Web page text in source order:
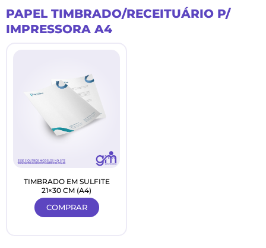
para
PAPEL TIMBRADO/RECEITUÁRIO P/
IMPRESSORA A4
TIMBRADO EM SULFITE
21×30 CM (A4)
COMPRAR